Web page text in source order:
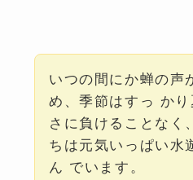
いつの間にか蝉の声
め、季節はすっ か
さに負けることなく
ちは元気いっぱい水
ん でいます。